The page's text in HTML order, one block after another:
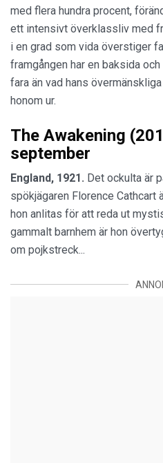
med flera hundra procent,
ett intensivt överklassliv med
i en grad som vida överstiger
framgången har en baksida
fara än vad hans
honom ur.
The Awakening
september
England, 1921. Det ockulta är
spökjägaren Florence Cathcart
hon anlitas för att reda ut
gammalt barnhem är hon
om pojkstreck...